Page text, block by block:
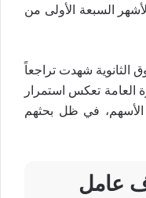
خلال الأشهر السبعة الأولى من
الثانوية شهدت تراجعاً
فإن الصورة العامة تعكس استمرار
في ظل بحثهم
عامل